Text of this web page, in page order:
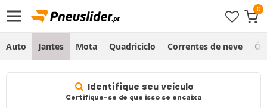
Auto Jantes Mota Quadriciclo Correntes de neve
Identifique seu veículo
Certifique-se de que isso se encaixa